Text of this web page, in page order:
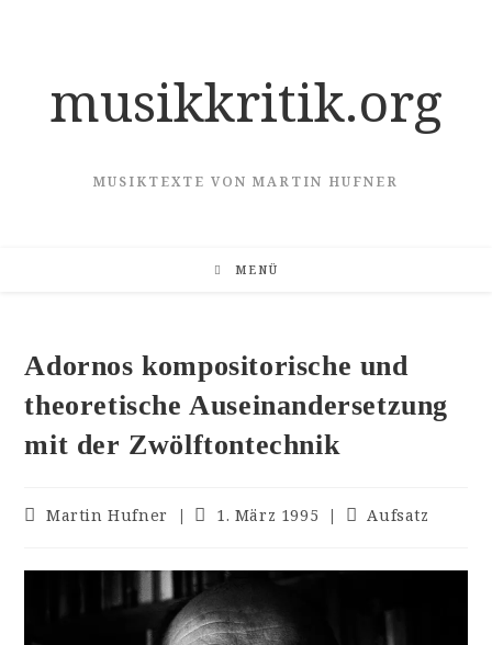
musikkritik.org
MUSIKTEXTE VON MARTIN HUFNER
MENÜ
Adornos kompositorische und
theoretische Auseinandersetzung
mit der Zwölftontechnik
Beitrags-
Martin Hufner
Beitrag
1. März 1995
Beitrags-
Aufsatz